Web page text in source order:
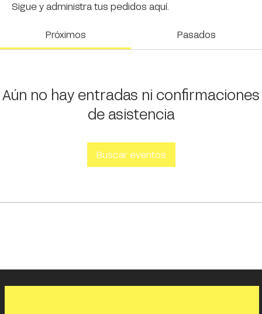
Sigue y administra tus pedidos aquí.
Próximos Pasados
Aún no hay entradas ni confirmaciones
de asistencia
Buscar eventos